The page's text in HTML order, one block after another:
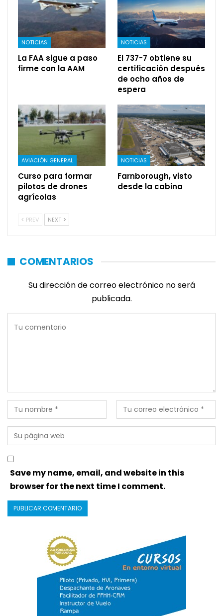
NOTICIAS
La FAA sigue a paso
firme con la AAM
NOTICIAS
El 737-7 obtiene su
certificación después
de ocho años de
espera
AVIACIÓN GENERAL
Curso para formar
pilotos de drones
agrícolas
NOTICIAS
Farnborough, visto
desde la cabina
PREV NEXT
COMENTARIOS
Su dirección de correo electrónico no será
publicada.
Save my name, email, and website in this
browser for the next time I comment.